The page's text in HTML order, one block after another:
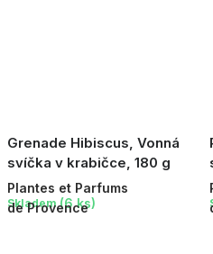
Grenade Hibiscus, Vonná
svíčka v krabičce, 180 g
Plantes et Parfums
de Provence
Skladem (6 ks)